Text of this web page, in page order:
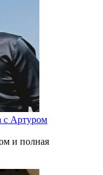
с Артуром
и полная